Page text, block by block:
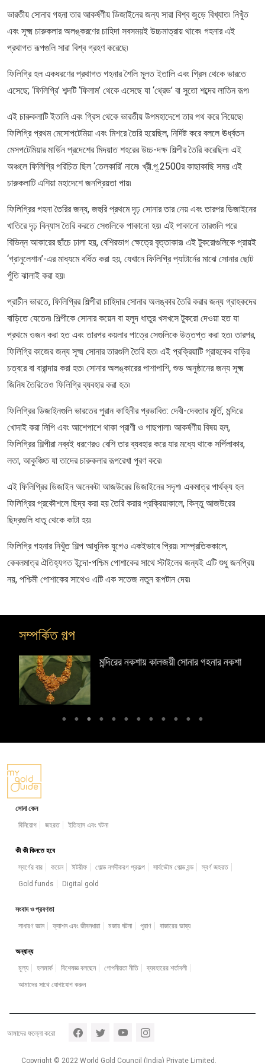
ভারতীয় সোনার গহনা তার আকর্ষণীয় ডিজাইনের জন্য সারা বিশ্ব জুড়ে বিখ্যাত৷ নিখুঁত
এবং সূক্ষ্ম চারুকলার অলঙ্করণের চাহিদা সবসময়ই উচ্চমাত্রায় থাকে৷ গহনার এই
প্রথাগত রূপগুলি সারা বিশ্ব গ্রহণ করেছে৷
ফিলিগ্রি হল একধরণের প্রথাগত গহনার শৈলি মূলত ইতালি এবং গ্রিস থেকে ভারতে
এসেছে; ‘ফিলিগ্রি’ শব্দটি ‘ফিলাম’ থেকে এসেছে যা ‘থ্রেড’ বা সুতো শব্দের লাতিন রূপ৷
এই চারুকলাটি ইতালি এবং গ্রিস থেকে ভারতীয় উপমহাদেশে তার পথ করে নিয়েছে৷
ফিলিগ্রি প্রথম মেসোপটেমিয়া এবং মিশরে তৈরি হয়েছিল, নির্দিষ্ট করে বললে ঊর্ধ্বতন
মেসপটেমিয়ার মার্ডিন প্রদেশের মিদয়াত শহরের উচ্চ-দক্ষ শিল্পীর তৈরি করেছিল৷ এই
অঞ্চলে ফিলিগ্রি পরিচিত ছিল ‘তেলকারি’ নামে৷ খ্রী.পূ.2500র কাছাকাছি সময় এই
চারুকলাটি এশিয়া মহাদেশে জনপ্রিয়তা পায়৷
ফিলিগ্রির গহনা তৈরির জন্য, জহুরি প্রথমে দৃঢ় সোনার তার নেয় এবং তারপর ডিজাইনের
খাতিরে দৃঢ় বিন্যাস তৈরি করতে সেগুলিকে পাকানো হয়৷ এই পাকানো তারগুলি পরে
বিভিন্ন আকারের ছাঁচে ঢালা হয়, বেশিরভাগ ক্ষেত্রে বৃত্তাকার৷ এই টুকরোগুলিকে প্রায়ই
‘গ্রানুলেশান’-এর মাধ্যমে বর্ধিত করা হয়, যেখানে ফিলিগ্রি প্যাটার্নের মাঝে সোনার ছোট
পুঁতি ঝালাই করা হয়৷
প্রাচীন ভারতে, ফিলিগ্রির শিল্পীরা চাহিদার সোনার অলঙ্কার তৈরি করার জন্য গ্রাহকদের
বাড়িতে যেতেন৷ শিল্পীকে সোনার কয়েন বা হলুদ ধাতুর খসখসে টুকরো দেওয়া হত যা
প্রথমে ওজন করা হত এবং তারপর কয়লার পাত্রে সেগুলিকে উত্তপ্ত করা হত৷ তারপর,
ফিলিগ্রি কাজের জন্য সূক্ষ্ম সোনার তারগুলি তৈরি হত৷ এই প্রক্রিয়াটি গ্রাহকের বাড়ির
চত্বরে বা বারান্দায় করা হত৷ সোনার অলঙ্কারের পাশাপাশি, শুভ অনুষ্ঠানের জন্য সূক্ষ্ম
জিনিষ তৈরিতেও ফিলিগ্রি ব্যবহার করা হত৷
ফিলিগ্রির ডিজাইনগুলি ভারতের পুরান কাহিনীর প্রভাবিত: দেবী-দেবতার মূর্তি, মন্দিরে
খোদাই করা লিপি এবং আশেপাশে থাকা প্রাণী ও গাছপালা৷ আকর্ষণীয় বিষয় হল,
ফিলিগ্রির শিল্পীরা নব্বই ধরণেরও বেশি তার ব্যবহার করে যার মধ্যে থাকে সর্পিলাকার,
লতা, আকুঞ্চিত যা তাদের চারুকলার রূপরেখা পূরণ করে৷
এই ফিলিগ্রির ডিজাইন অনেকটা আজউরের ডিজাইনের সদৃশ৷ একমাত্র পার্থক্য হল
ফিলিগ্রির প্রকৌশলে ছিদ্র করা হয় তৈরি করার প্রক্রিয়াকালে, কিন্তু আজউরের
ছিদ্রগুলি ধাতু থেকে কাটা হয়৷
ফিলিগ্রি গহনার নিখুঁত শিল্প আধুনিক যুগেও একইভাবে প্রিয়৷ সাম্প্রতিককালে,
কেবলমাত্র ঐতিহ্যগত ইন্দো-পশ্চিম পোশাকের সাথে স্টাইলের জন্যই এটি শুধু জনপ্রিয়
নয়, পশ্চিমী পোশাকের সাথেও এটি এক সতেজ নতুন রূপটান দেয়৷
সম্পর্কিত গল্প
সোনার গহনার নকশা
টেম্পল জুয়েলারি: দক্ষিণ
সোনা কেন
বিনিয়োগ
জহরত ইতিহাস এবং ঘটনা
কী কী কিনতে হবে
স্বর্ণের বার
কয়েন ঈটরীফ গোল্ড নগদীকরণ প্রকল্প সার্বভৌম গোল্ড বন্ড
স্বর্ণ জহরত
Gold funds
Digital gold
সংবাদ ও প্রবণতা
সাধারণ জ্ঞান
ফ্যাশন এবং জীবনধারা মজার ঘটনা পুরাণ বাজারের ভাষ্য
অন্যান্য
মূল্য
হলমার্ক বিশেষজ্ঞ বলছেন গোপনীয়তা নীতি
ব্যবহারের শর্তাবলী
আমাদের সাথে যোগাযোগ করুন
Footer section 5
আমাদের ফল্লো করো
Copyright © 2022 World Gold Council (India) Private Limited.